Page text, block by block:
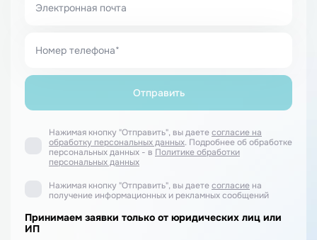
Нажимая кнопку "Отправить", вы даетесогласие на
обработку персональных данных. Подробнее об обработке
персональных данных - в Политике обработки
персональных данных
Нажимая кнопку "Отправить", вы даетесогласие на
получение информационных и рекламных сообщений
Принимаем заявки только от юридических лиц или
ИП